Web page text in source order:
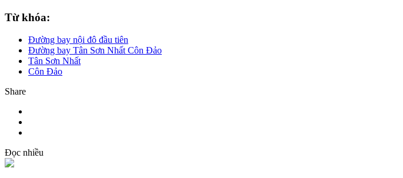
Từ khóa:
Đường bay nội đô đầu tiên
Đường bay Tân Sơn Nhất Côn Đảo
Tân Sơn Nhất
Côn Đảo
Share
Đọc nhiều